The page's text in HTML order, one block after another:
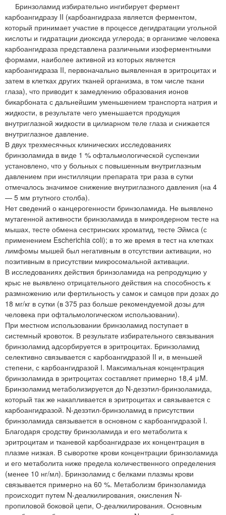
Бринзоламид избирательно ингибирует фермент
карбоангидразу II (карбоангидраза является ферментом,
который принимает участие в процессе дегидратации угольной
кислоты и гидратации диоксида углерода; в организме человека
карбоангидраза представлена различными изоферментными
формами, наиболее активной из которых является
карбоангидраза II, первоначально выявленная в эритроцитах и
затем в клетках других тканей организма, в том числе ткани
глаза), что приводит к замедлению образования ионов
бикарбоната с дальнейшим уменьшением транспорта натрия и
жидкости, в результате чего уменьшается продукция
внутриглазной жидкости в цилиарном теле глаза и снижается
внутриглазное давление.
В двух трехмесячных клинических исследованиях
бринзоламида в виде 1 % офтальмологической суспензии
установлено, что у больных с повышенным внутриглазным
давлением при инстилляции препарата три раза в сутки
отмечалось значимое снижение внутриглазного давления (на 4
— 5 мм ртутного столба).
Нет сведений о канцерогенности бринзоламида. Не выявлено
мутагенной активности бринзоламида в микроядерном тесте на
мышах, тесте обмена сестринских хроматид, тесте Эймса (с
применением Escherichia coli); в то же время в тест на клетках
лимфомы мышей был негативным в отсутствии активации, но
позитивным в присутствии микросомальной активации.
В исследованиях действия бринзоламида на репродукцию у
крыс не выявлено отрицательного действия на способность к
размножению или фертильность у самок и самцов при дозах до
18 мг/кг в сутки (в 375 раз больше рекомендуемой дозы для
человека при офтальмологическом использовании).
При местном использовании бринзоламид поступает в
системный кровоток. В результате избирательного связывания
бринзоламид адсорбируется в эритроцитах. Бринзоламид
селективно связывается с карбоангидразой II и, в меньшей
степени, с карбоангидразой I. Максимальная концентрация
бринзоламида в эритроцитах составляет примерно 18,4 μM.
Бринзоламид метаболизируется до N-дезэтил-бринзоламида,
который так же накапливается в эритроцитах и связывается с
карбоангидразой. N-дезэтил-бринзоламид в присутствии
бринзоламида связывается в основном с карбоангидразой I.
Благодаря сродству бринзоламида и его метаболита к
эритроцитам и тканевой карбоангидразе их концентрация в
плазме низкая. В сыворотке крови концентрации бринзоламида
и его метаболита ниже предела количественного определения
(менее 10 нг/мл). Бринзоламид с белками плазмы крови
связывается примерно на 60 %. Метаболизм бринзоламида
происходит путем N-деалкилирования, окисления N-
пропиловой боковой цепи, О-деалкилирования. Основным